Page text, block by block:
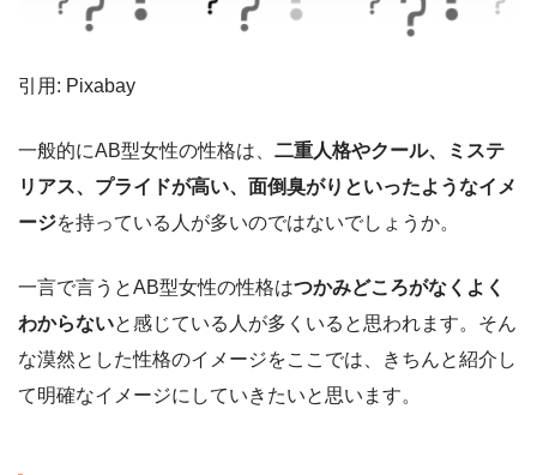
引用: Pixabay
一般的にAB型女性の性格は、 二重人格やクール、ミステ
リアス、プライドが高い、面倒臭がりといったようなイメ
ージを持っている人が多いのではないでしょうか。
一言で言うとAB型女性の性格はつかみどころがなくよく
わからないと感じている人が多くいると思われます。そん
な漠然とした性格のイメージをここでは、きちんと紹介し
て明確なイメージにしていきたいと思います。